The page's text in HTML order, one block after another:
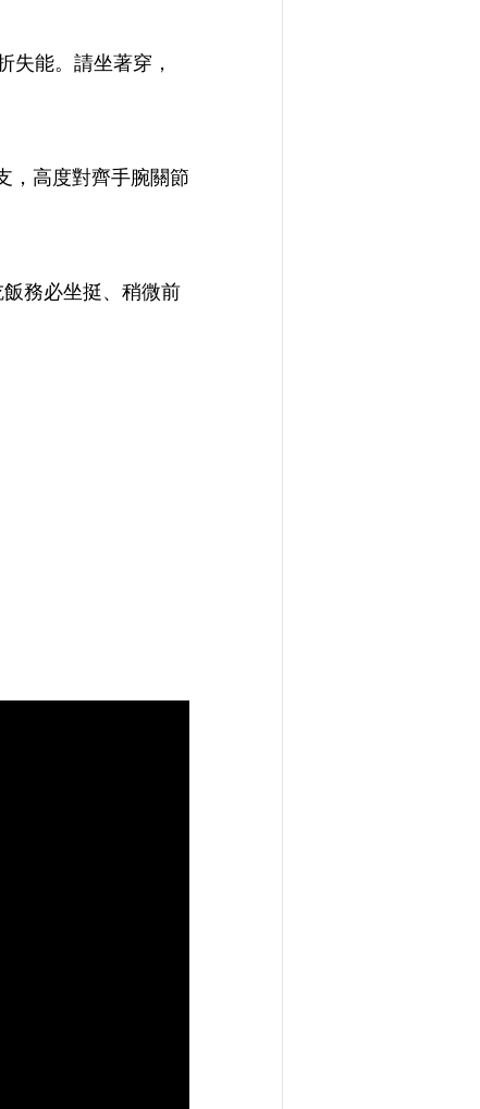
失能。請坐著穿，
，高度對齊手腕關節
務必坐挺、稍微前